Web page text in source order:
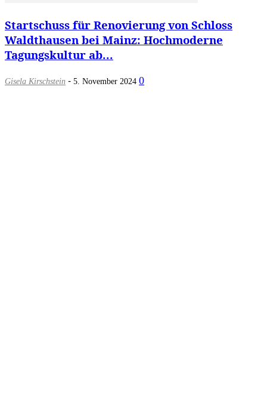
Startschuss für Renovierung von Schloss
Waldthausen bei Mainz: Hochmoderne
Tagungskultur ab...
Gisela Kirschstein - 5. November 2024 0